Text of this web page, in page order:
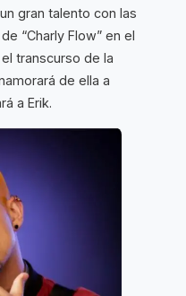
gran talento con las
“Charly Flow” en el
transcurso de la
de ella a
a Erik.